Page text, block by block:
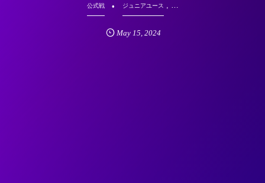
公式戦 ジュニアユース , …
May 15,2024